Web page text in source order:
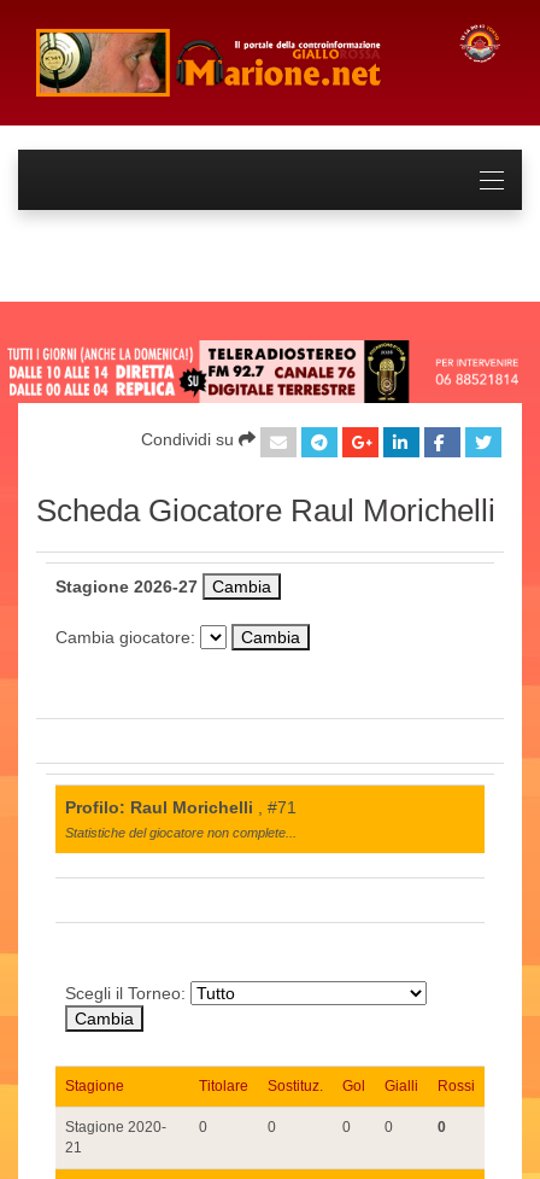
Condividi su
Scheda Giocatore Raul Morichelli
Stagione 2026-27
Cambia giocatore:
Profilo: Raul Morichelli , #71
Statistiche del giocatore non complete...
Scegli il Torneo:
Stagione Titolare Sostituz. Gol Gialli Rossi
Stagione 2020-
21
0 0 0 0 0